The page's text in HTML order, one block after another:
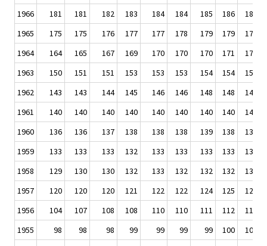
1966
181 181 182 183 184 184 185 186
187
1965
175 175 176 177 177 178 179 179
179
1964
164 165 167 169 170 170 170 171
172
1963
150 151 151 153 153 153 154 154
156
1962
143 143 144 145 146 146 148 148
148
1961
140 140 140 140 140 140 140 140
140
1960
136 136 137 138 138 138 139 138
138
1959
133 133 133 132 133 133 133 133
134
1958
129 130 130 132 133 132 132 132
132
1957
120 120 120 121 122 122 124 125
126
1956
104 107 108 108 110 110 111 112
113
1955
98 98 98 99 99 99 99 100
100